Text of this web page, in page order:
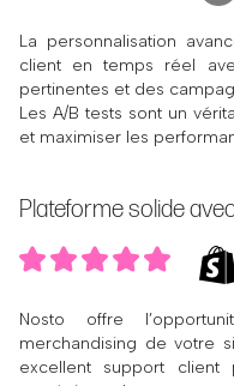
La personnalisation
client en temps réel
pertinentes et des
Les A/B tests sont un
et maximiser les
Plateforme solide
Nosto offre
merchandising de votre
excellent support